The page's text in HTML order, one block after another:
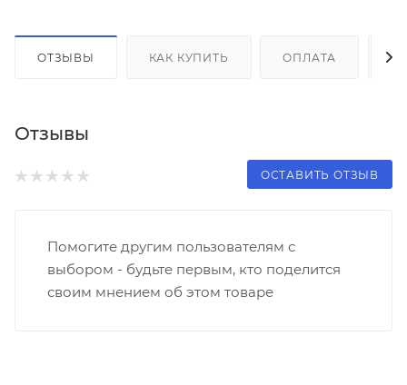
ОТЗЫВЫ КАК КУПИТЬ ОПЛАТА
Отзывы
ОСТАВИТЬ ОТЗЫВ
Помогите другим пользователям с
выбором - будьте первым, кто поделится
своим мнением об этом товаре